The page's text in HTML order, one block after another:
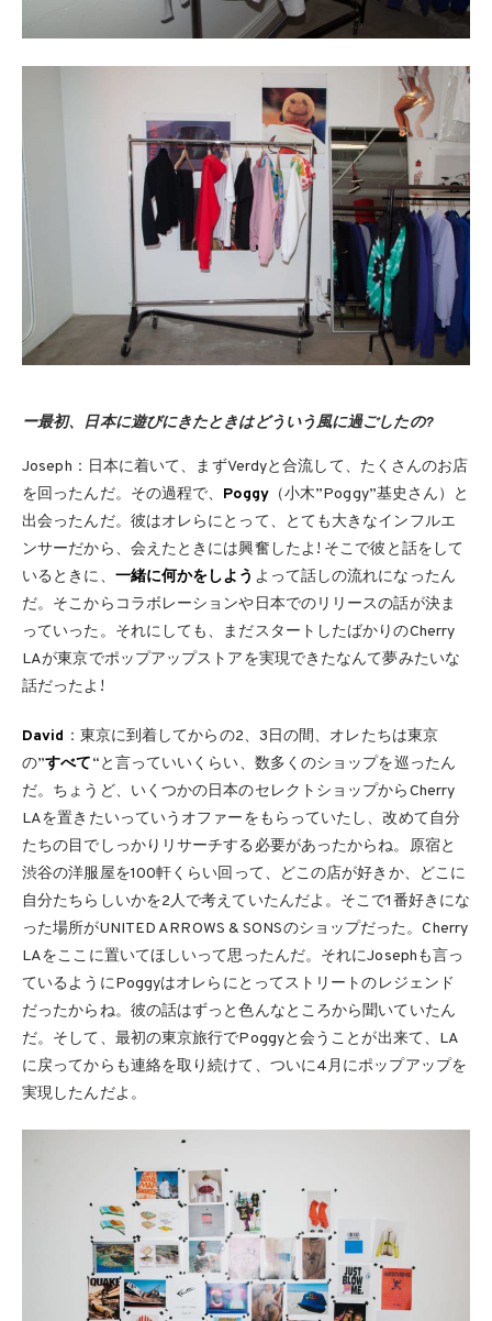
ー最初、日本に遊びにきたときはどういう風に過ごしたの?
Joseph：日本に着いて、まずVerdyと合流して、たくさんのお店
を回ったんだ。その過程で、 Poggy（小木”Poggy”基史さん）と
出会ったんだ。彼はオレらにとって、とても大きなインフルエ
ンサーだから、会えたときには興奮したよ! そこで彼と話をして
いるときに、 一緒に何かをしよう よって話しの流れになったん
だ。そこからコラボレーションや日本でのリリースの話が決ま
っていった。それにしても、まだスタートしたばかりのCherry
LAが東京でポップアップストアを実現できたなんて夢みたいな
話だったよ!
David ：東京に到着してからの2、3日の間、オレたちは東京
の”すべて“と言っていいくらい、数多くのショップを巡ったん
だ。ちょうど、いくつかの日本のセレクトショップからCherry
LAを置きたいっていうオファーをもらっていたし、改めて自分
たちの目でしっかりリサーチする必要があったからね。原宿と
渋谷の洋服屋を100軒くらい回って、どこの店が好きか、どこに
自分たちらしいかを2人で考えていたんだよ。そこで1番好きにな
った場所がUNITED ARROWS & SONSのショップだった。Cherry
LAをここに置いてほしいって思ったんだ。それにJosephも言っ
ているようにPoggyはオレらにとってストリートのレジェンド
だったからね。彼の話はずっと色んなところから聞いていたん
だ。そして、最初の東京旅行でPoggyと会うことが出来て、LA
に戻ってからも連絡を取り続けて、ついに4月にポップアップを
実現したんだよ。